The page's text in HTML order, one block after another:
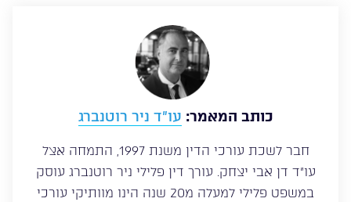
כותב המאמר: עו”ד ניר רוטנברג
חבר לשכת עורכי הדין משנת 1997, התמחה אצל
עו”ד דן אבי יצחק. עורך דין פלילי ניר רוטנברג עוסק
במשפט פלילי למעלה מ20 שנה הינו מוותיקי עורכי